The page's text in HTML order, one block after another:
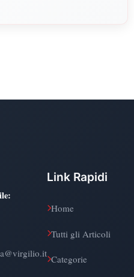
Economiche, Scienze
:
Link Rapidi
Home
Tutti gli Articoli
Categorie